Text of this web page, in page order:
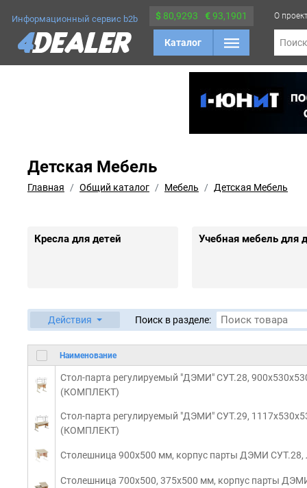
Информационный сервис b2b $ 80,9293 €93,1901
Каталог
О
Поиск
Детская Мебель
Главная Общий каталог Мебель Детская Мебель
Кресла для детей Учебная мебель для
Действия Поиск в разделе:
Наименование
Стол-парта регулируемый "ДЭМИ" СУТ.28,
(КОМПЛЕКТ)
Стол-парта регулируемый "ДЭМИ" СУТ.29,
(КОМПЛЕКТ)
Столешница 900х500 мм, корпус парты ДЭМИ СУТ.28,
Столешница 700х500, 375х500 мм, корпус парты